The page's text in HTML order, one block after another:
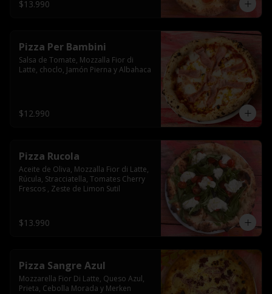
$13.990
Pizza Per Bambini
Salsa de Tomate, Mozzalla Fior di
Latte, choclo, Jamón Pierna y Albahaca
$12.990
Pizza Rucola
Aceite de Oliva, Mozzalla Fior di Latte,
Rúcula, Stracciatella, Tomates Cherry
Frescos , Zeste de Limon Sutil
$13.990
Pizza Sangre Azul
Mozzarella Fior Di Latte, Queso Azul,
Prieta, Cebolla Morada y Merken